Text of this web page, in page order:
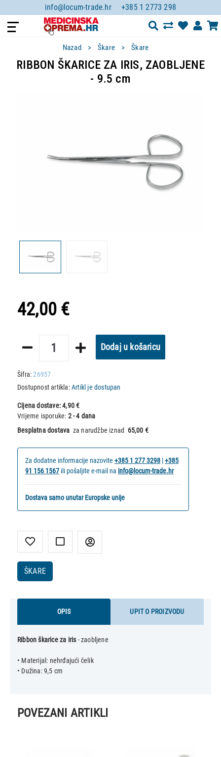
info@locum-trade.hr +385 1 2773 298
Nazad Škare Škare
RIBBON ŠKARICE ZA IRIS, ZAOBLJENE
- 9.5 cm
42,00 €
Dodaj u košaricu
Šifra:26957
Dostupnost artikla:Artikl je dostupan
Cijena dostave:4,90 €
Vrijeme isporuke: 2 - 4 dana
Besplatna dostava za narudžbe iznad 65,00 €
Za dodatne informacije nazovite +385 1 277 3298 |+385
91 156 1567 ili pošaljite e-mail na info@locum-trade.hr
Dostava samo unutar Europske unije
ŠKARE
OPIS UPIT O PROIZVODU
Ribbon škarice za iris- zaobljene
• Materijal: nehrđajući čelik
• Dužina: 9,5 cm
POVEZANI ARTIKLI